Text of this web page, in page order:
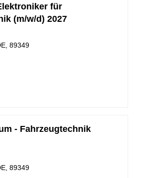
um
für
(m/w/d) 2027
89349
- Fahrzeugtechnik
89349